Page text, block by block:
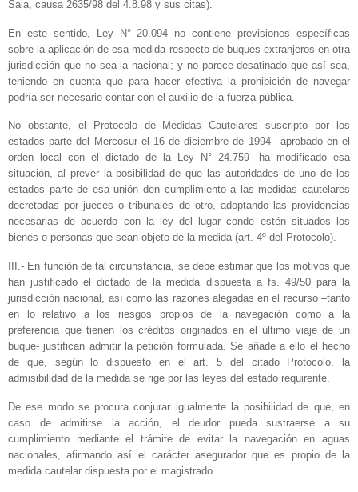
Sala, causa 2635/98 del 4.8.98 y sus citas).
En este sentido, Ley N° 20.094 no contiene previsiones específicas
sobre la aplicación de esa medida respecto de buques extranjeros en otra
jurisdicción que no sea la nacional; y no parece desatinado que así sea,
teniendo en cuenta que para hacer efectiva la prohibición de navegar
podría ser necesario contar con el auxilio de la fuerza pública.
No obstante, el Protocolo de Medidas Cautelares suscripto por los
estados parte del Mercosur el 16 de diciembre de 1994 –aprobado en el
orden local con el dictado de la Ley N° 24.759- ha modificado esa
situación, al prever la posibilidad de que las autoridades de uno de los
estados parte de esa unión den cumplimiento a las medidas cautelares
decretadas por jueces o tribunales de otro, adoptando las providencias
necesarias de acuerdo con la ley del lugar conde estén situados los
bienes o personas que sean objeto de la medida (art. 4º del Protocolo).
III.- En función de tal circunstancia, se debe estimar que los motivos que
han justificado el dictado de la medida dispuesta a fs. 49/50 para la
jurisdicción nacional, así como las razones alegadas en el recurso –tanto
en lo relativo a los riesgos propios de la navegación como a la
preferencia que tienen los créditos originados en el último viaje de un
buque- justifican admitir la petición formulada. Se añade a ello el hecho
de que, según lo dispuesto en el art. 5 del citado Protocolo, la
admisibilidad de la medida se rige por las leyes del estado requirente.
De ese modo se procura conjurar igualmente la posibilidad de que, en
caso de admitirse la acción, el deudor pueda sustraerse a su
cumplimiento mediante el trámite de evitar la navegación en aguas
nacionales, afirmando así el carácter asegurador que es propio de la
medida cautelar dispuesta por el magistrado.